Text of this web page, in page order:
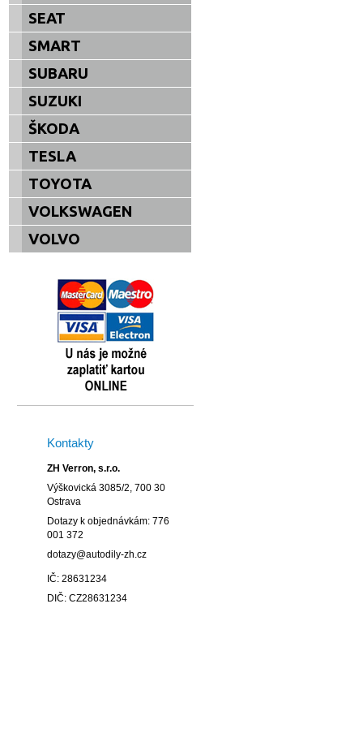
SEAT
SMART
SUBARU
SUZUKI
ŠKODA
TESLA
TOYOTA
VOLKSWAGEN
VOLVO
Kontakty
ZH Verron, s.r.o.
Výškovická 3085/2, 700 30
Ostrava
Dotazy k objednávkám: 776
001 372
dotazy@autodily-zh.cz
IČ: 28631234
DIČ: CZ28631234